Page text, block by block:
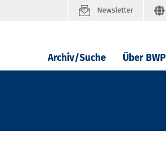
Newsletter
Archiv/Suche Über BWP